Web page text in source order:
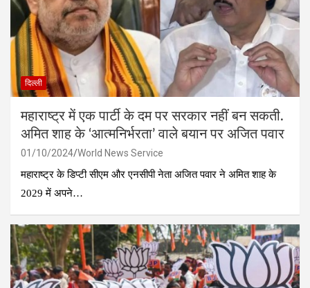
दिल्ली
महाराष्ट्र में एक पार्टी के दम पर सरकार नहीं बन सकती.
अमित शाह के ‘आत्मनिर्भरता’ वाले बयान पर अजित पवार
01/10/2024 World News Service
महाराष्ट्र के डिप्टी सीएम और एनसीपी नेता अजित पवार ने अमित शाह के
2029 में अपने…